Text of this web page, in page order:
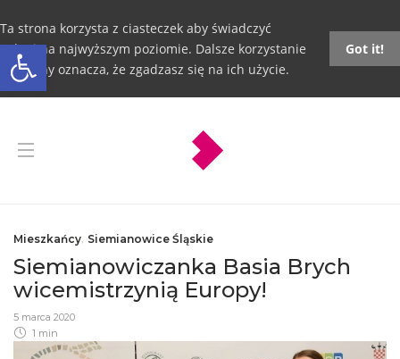
Otwórz pasek narzędzi
Ta strona korzysta z ciasteczek aby świadczyć
usługi na najwyższym poziomie. Dalsze korzystanie
ze strony oznacza, że zgadzasz się na ich użycie.
Got it!
Mieszkańcy, Siemianowice Śląskie
Siemianowiczanka Basia Brych
wicemistrzynią Europy!
5 marca 2020
1 min